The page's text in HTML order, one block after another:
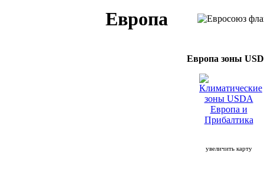
Европа
Европа зоны
увеличить карту